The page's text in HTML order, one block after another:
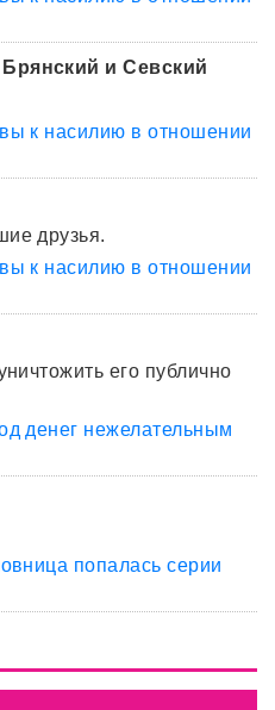
и Севский
к насилию в отношении
друзья.
к насилию в отношении
его публично
денег нежелательным
попалась серии